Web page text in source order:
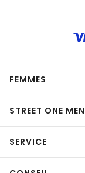
FEMMES
STREET ONE MEN
SERVICE